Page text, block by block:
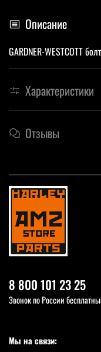
Описание
GARDNER-WESTCOTT
Характеристики
Отзывы
8 800 101 23 25
Звонок по России
Мы на связи: